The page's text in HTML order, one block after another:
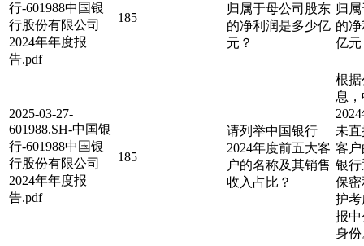
行-601988中国银
行股份有限公司
2024年年度报
告.pdf
185
归属于母公司股东
的净利润是多少亿
元？
归
的净
亿元
2025-03-27-
601988.SH-中国银
行-601988中国银
行股份有限公司
2024年年度报
告.pdf
185
请列举中国银行
2024年度前五大客
户的名称及其销售
收入占比？
根
息
未
客
银
保
护
报
身份